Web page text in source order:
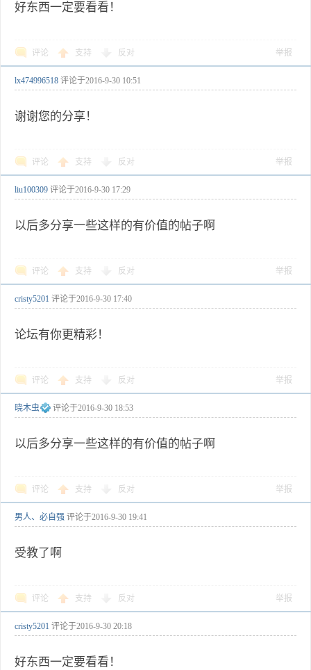
好东西一定要看看！
评论 支持 反对 举报
lx474996518 评论于2016-9-30 10:51
谢谢您的分享！
评论 支持 反对 举报
liu100309 评论于2016-9-30 17:29
以后多分享一些这样的有价值的帖子啊
评论 支持 反对 举报
cristy5201 评论于2016-9-30 17:40
论坛有你更精彩！
评论 支持 反对 举报
晓木虫 评论于2016-9-30 18:53
以后多分享一些这样的有价值的帖子啊
评论 支持 反对 举报
男人、必自强 评论于2016-9-30 19:41
受教了啊
评论 支持 反对 举报
cristy5201 评论于2016-9-30 20:18
好东西一定要看看！